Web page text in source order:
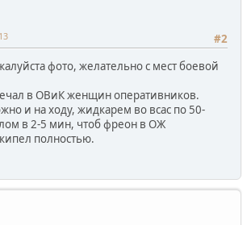
#2
фото, желательно с мест боевой
в ОВиК женщин оперативников.
и на ходу, жидкарем во всас по 50-
в 2-5 мин, чтоб фреон в ОЖ
полностью.